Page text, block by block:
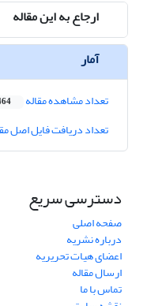
ارجاع به این مقاله
آمار
تعداد مشاهده مقاله
تعداد دریافت فایل اصل
دسترسی سریع
صفحه اصلی
درباره نشریه
اعضای هیات تحریریه
ارسال مقاله
تماس با ما